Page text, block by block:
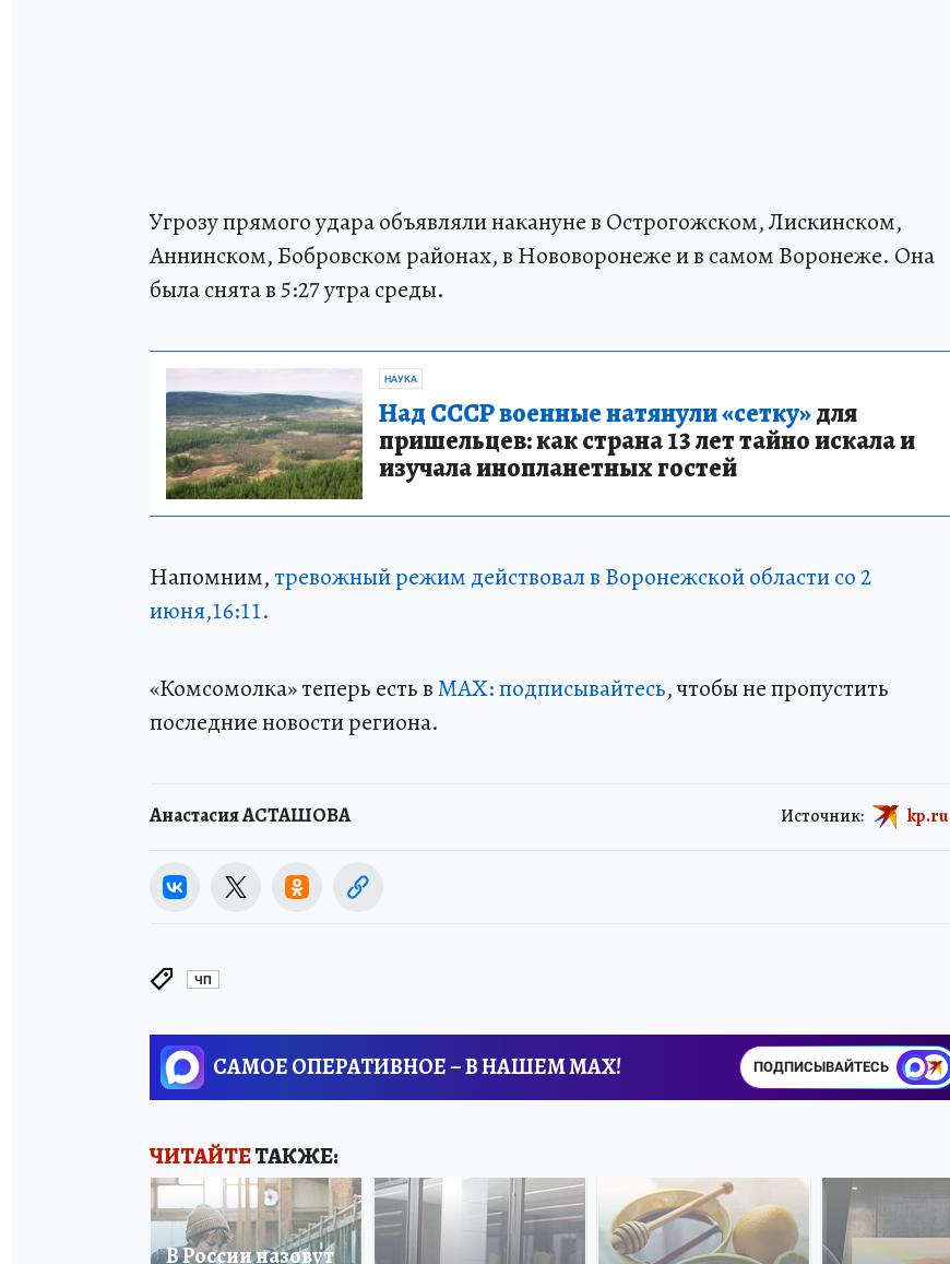
Угрозу прямого удара объявляли накануне в Острогожском, Лискинском,
Аннинском, Бобровском районах, в Нововоронеже и в самом Воронеже. Она
была снята в 5:27 утра среды.
НАУКА
Над СССР военные натянули «сетку»для
пришельцев: как страна 13 лет тайно искала и
изучала инопланетных гостей
Напомним,тревожный режим действовал в Воронежской области со 2
июня,16:11.
«Комсомолка» теперь есть вMAX: подписывайтесь, чтобы не пропустить
последние новости региона.
Анастасия АСТАШОВА Источник: kp.ru
ЧП
САМОЕ ОПЕРАТИВНОЕ – В НАШЕМ MAX! ПОДПИСЫВАЙТЕСЬ
ЧИТАЙТЕТАКЖЕ:
В России назовут